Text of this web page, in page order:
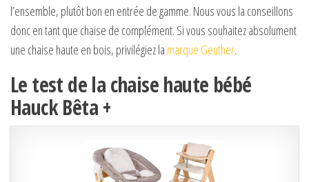
l’ensemble, plutôt bon en entrée de gamme. Nous vous la conseillons
donc en tant que chaise de complément. Si vous souhaitez absolument
une chaise haute en bois, privilégiez la marque Geuther.
Le test de la chaise haute bébé
Hauck Bêta +